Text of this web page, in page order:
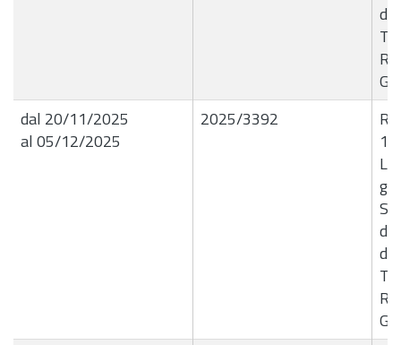
dal 20/11/2025
al 05/12/2025
2025/3392